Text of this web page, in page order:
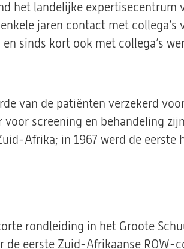
het landelijke expertisecentrum
jaren contact met collega’s
sinds kort ook met collega’s
van de patiënten verzekerd
screening en behandeling
Afrika; in 1967 werd de
rondleiding in het Groote
de eerste Zuid-Afrikaanse ROW-